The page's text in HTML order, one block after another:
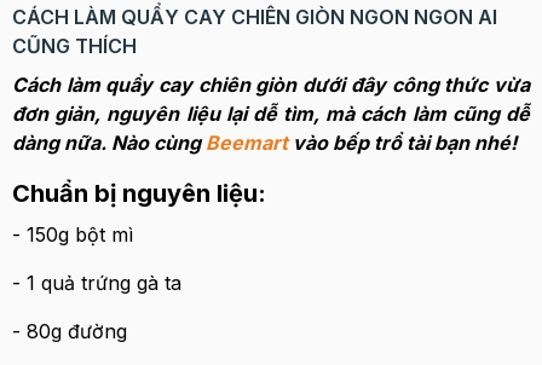
CÁCH LÀM QUẨY CAY CHIÊN GIÒN NGON NGON AI
CŨNG THÍCH
Cách làm quẩy cay chiên giòn dưới đây công thức vừa
đơn giản, nguyên liệu lại dễ tìm, mà cách làm cũng dễ
dàng nữa. Nào cùngBeemart vào bếp trổ tài bạn nhé!
Chuẩn bị nguyên liệu:
- 150g bột mì
- 1 quả trứng gà ta
- 80g đường